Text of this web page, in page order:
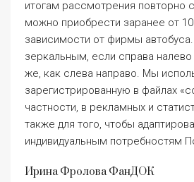
Ирина Фролова ФанДОК
Ваше обращение, поступившее
департамента транспорта и
области, рассмотрено в
управлением по транспорту и
города Новокузнецка в
Федеральным законом от 02
порядке рассмотрения
докупаются дополнительно. Тип